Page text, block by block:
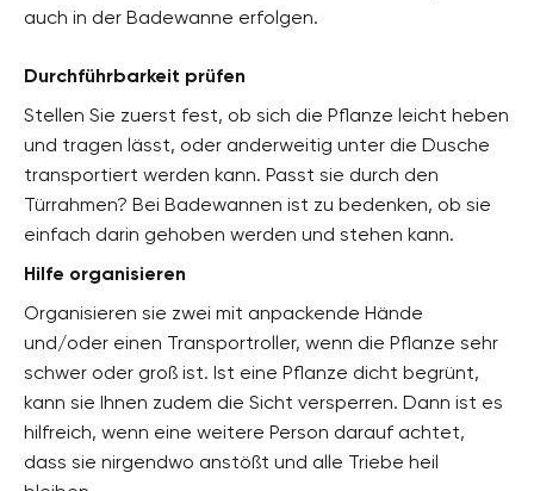
auch in der Badewanne erfolgen.
Durchführbarkeit prüfen
Stellen Sie zuerst fest, ob sich die Pflanze leicht heben
und tragen lässt, oder anderweitig unter die Dusche
transportiert werden kann. Passt sie durch den
Türrahmen? Bei Badewannen ist zu bedenken, ob sie
einfach darin gehoben werden und stehen kann.
Hilfe organisieren
Organisieren sie zwei mit anpackende Hände
und/oder einen Transportroller, wenn die Pflanze sehr
schwer oder groß ist. Ist eine Pflanze dicht begrünt,
kann sie Ihnen zudem die Sicht versperren. Dann ist es
hilfreich, wenn eine weitere Person darauf achtet,
dass sie nirgendwo anstößt und alle Triebe heil